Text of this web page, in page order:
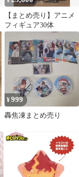
【まとめ売り】アニメ
フィギュア30体
¥999
轟焦凍まとめ売り